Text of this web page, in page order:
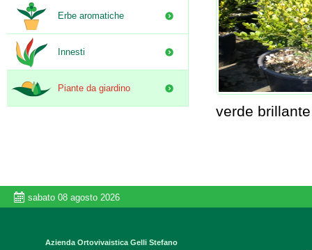
verde
Erbe aromatiche
Innesti
Piante da giardino
sabato 08 agosto 2026
Azienda Ortovivaistica Gelli Stefano